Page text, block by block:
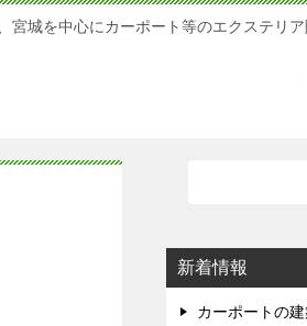
宮城を中心にカーポート等のエクステリア
新着情報
カーポートの